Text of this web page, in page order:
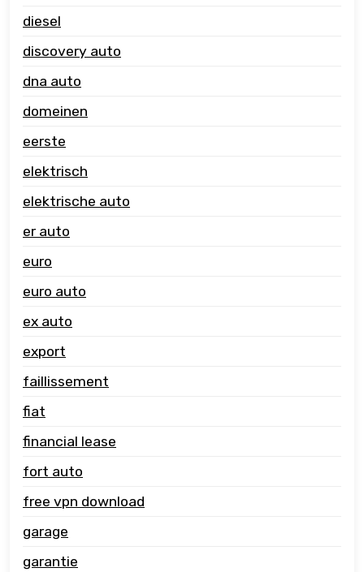
diesel
discovery auto
dna auto
domeinen
eerste
elektrisch
elektrische auto
er auto
euro
euro auto
ex auto
export
faillissement
fiat
financial lease
fort auto
free vpn download
garage
garantie